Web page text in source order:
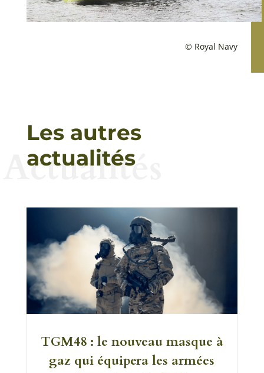
© Royal Navy
Les autres
actualités
Actualités
TGM48 : le nouveau masque à
gaz qui équipera les armées